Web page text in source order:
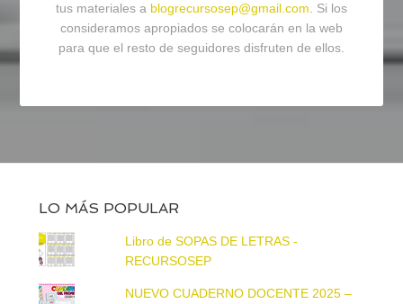
tus materiales a blogrecursosep@gmail.com. Si los
consideramos apropiados se colocarán en la web
para que el resto de seguidores disfruten de ellos.
LO MÁS POPULAR
Libro de SOPAS DE LETRAS -
RECURSOSEP
NUEVO CUADERNO DOCENTE 2025 –